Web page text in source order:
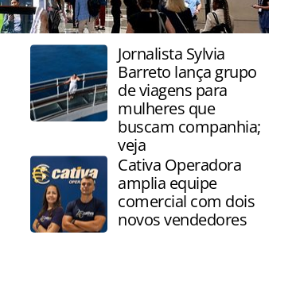
Jornalista Sylvia
Barreto lança grupo
de viagens para
mulheres que
buscam companhia;
veja
Cativa Operadora
amplia equipe
comercial com dois
novos vendedores